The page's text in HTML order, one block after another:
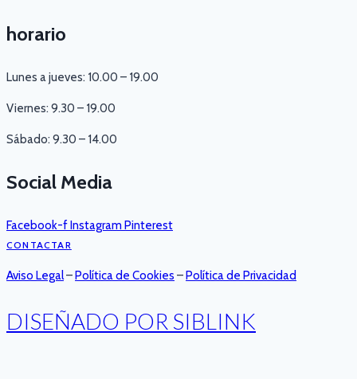
horario
Lunes a jueves: 10.00 – 19.00
Viernes: 9.30 – 19.00
Sábado: 9.30 – 14.00
Social Media
Facebook-fInstagramPinterest
CONTACTAR
Aviso Legal–Política de Cookies –Política de Privacidad
DISEÑADO POR SIBLINK